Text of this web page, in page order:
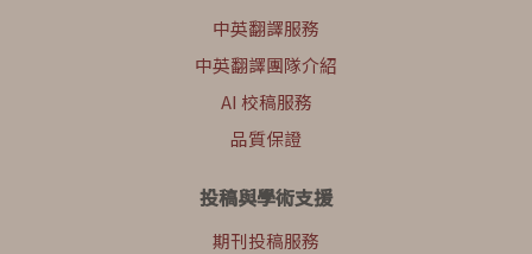
中英翻譯服務
中英翻譯團隊介紹
AI 校稿服務
品質保證
投稿與學術支援
期刊投稿服務